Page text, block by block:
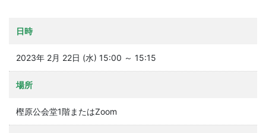
日時
2023年 2月 22日 (水) 15:00 ～ 15:15
場所
樫原公会堂1階またはZoom